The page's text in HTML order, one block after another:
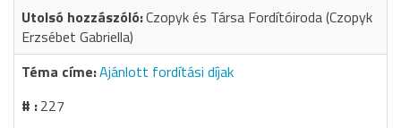
Czopyk és Társa Fordítóiroda (Czopyk
Erzsébet Gabriella)
Ajánlott fordítási díjak
227